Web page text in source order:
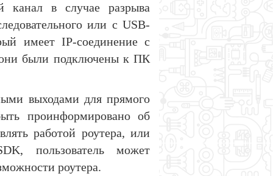
канал в случае разрыва
или с USB-
имеет IP-соединение с
они были подключены к ПК
выходами для прямого
проинформировано об
работой роутера, или
пользователь может
роутера.